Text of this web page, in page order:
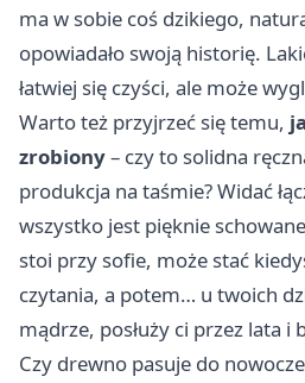
ma w sobie coś dzikiego,
opowiadało swoją historię.
łatwiej się czyści, ale może
Warto też przyjrzeć się temu,
zrobiony– czy to solidna
produkcja na taśmie? Widać
wszystko jest pięknie
stoi przy sofie, może stać
czytania, a potem… u twoich
mądrze, posłuży ci przez lata i
Czy drewno pasuje do